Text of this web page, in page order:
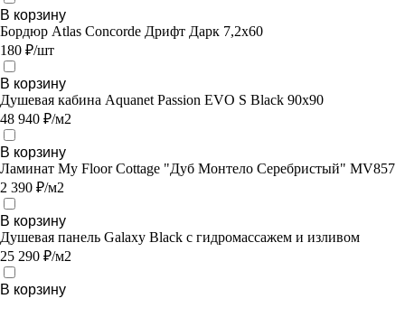
В корзину
Бордюр Atlas Concorde Дрифт Дарк 7,2х60
180 ₽/шт
В корзину
Душевая кабина Aquanet Passion EVO S Black 90x90
48 940 ₽/м2
В корзину
Ламинат My Floor Cottage "Дуб Монтело Серебристый" MV857
2 390 ₽/м2
В корзину
Душевая панель Galaxy Black с гидромассажем и изливом
25 290 ₽/м2
В корзину